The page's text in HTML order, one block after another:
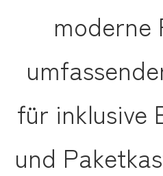
moderne
für inklusive
und